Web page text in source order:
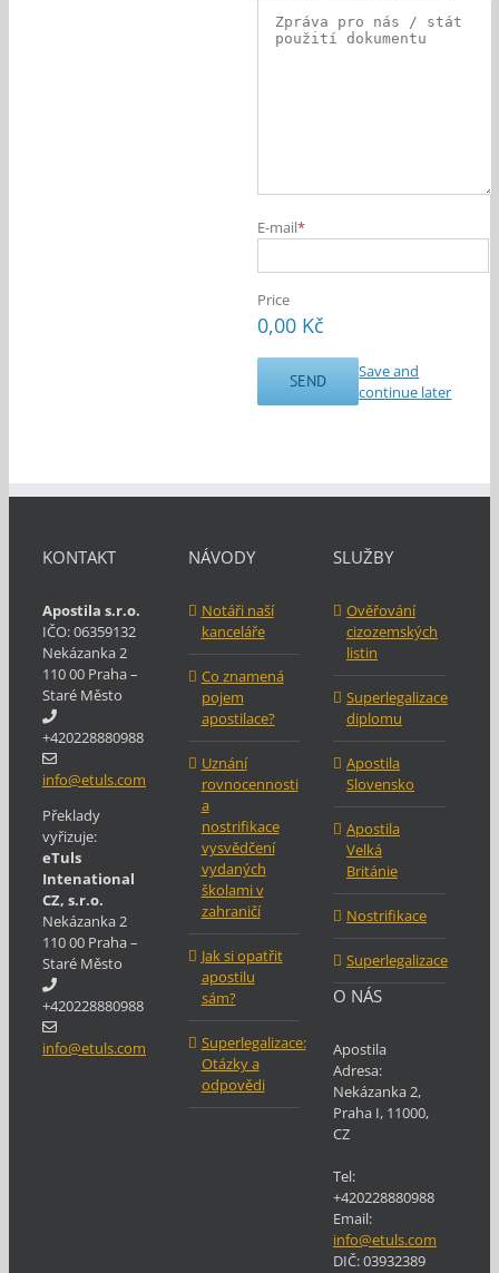
E-mail*
Price
0,00 Kč
Save and
continue later
KONTAKT
Apostila s.r.o.
IČO: 06359132
Nekázanka 2
110 00 Praha –
Staré Město
+420228880988
info@etuls.com
Překlady
vyřizuje:
eTuls
Intenational
CZ, s.r.o.
Nekázanka 2
110 00 Praha –
Staré Město
+420228880988
info@etuls.com
NÁVODY
Notáři naší
kanceláře
Co znamená
pojem
apostilace?
Uznání
rovnocennosti
a
nostrifikace
vysvědčení
vydaných
školami v
zahraničí
Jak si opatřit
apostilu
sám?
Superlegalizace:
Otázky a
odpovědi
SLUŽBY
Ověřování
cizozemských
listin
Superlegalizace
diplomu
Apostila
Slovensko
Apostila
Velká
Británie
Nostrifikace
Superlegalizace
O NÁS
Apostila
Adresa:
Nekázanka 2,
Praha I, 11000,
CZ
Tel:
+420228880988
Email:
info@etuls.com
DIČ:03932389